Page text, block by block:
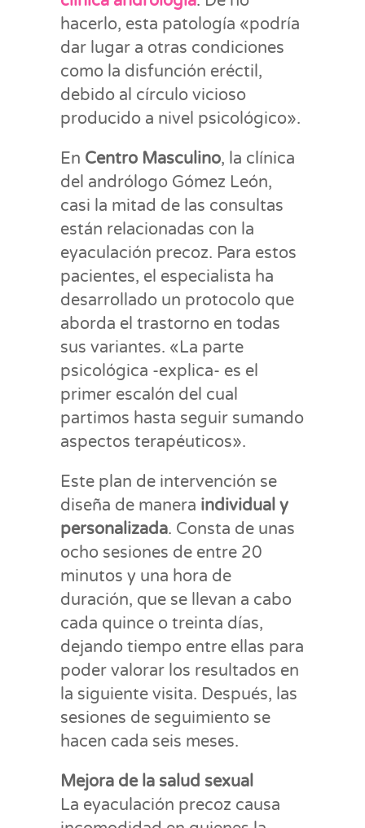
hacerlo, esta patología «podría
dar lugar a otras condiciones
como la disfunción eréctil,
debido al círculo vicioso
producido a nivel psicológico».
En Centro Masculino, la clínica
del andrólogo Gómez León,
casi la mitad de las consultas
están relacionadas con la
eyaculación precoz. Para estos
pacientes, el especialista ha
desarrollado un protocolo que
aborda el trastorno en todas
sus variantes. «La parte
psicológica -explica- es el
primer escalón del cual
partimos hasta seguir sumando
aspectos terapéuticos».
Este plan de intervención se
diseña de manera individual y
personalizada. Consta de unas
ocho sesiones de entre 20
minutos y una hora de
duración, que se llevan a cabo
cada quince o treinta días,
dejando tiempo entre ellas para
poder valorar los resultados en
la siguiente visita. Después, las
sesiones de seguimiento se
hacen cada seis meses.
Mejora de la salud sexual
La eyaculación precoz causa